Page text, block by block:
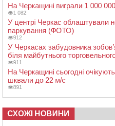
На Черкащині виграли 1 000
1 082
У центрі Черкас облаштували
паркування (ФОТО)
912
У Черкасах забудовника
біля майбутнього
911
На Черкащині сьогодні
шквали до 22 м/с
891
СХОЖІ НОВИНИ